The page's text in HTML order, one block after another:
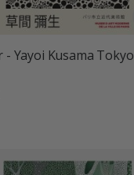
- Yayoi Kusama Tokyo